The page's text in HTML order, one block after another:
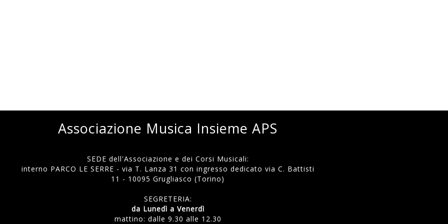
Associazione Musica Insieme APS
SEDE dell'Associazione e dei Corsi Musicali:
interno PARCO LE SERRE - via T. Lanza 31 con ingresso dedicato via C. Battisti
11 - 10095 Grugliasco (Torino)
SEGRETERIA:
da Lunedì a Venerdì
mattino: dalle 9.30 alle 12.30